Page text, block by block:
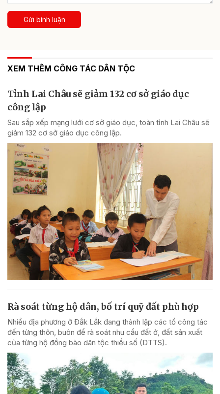
Gửi bình luận
XEM THÊM CÔNG TÁC DÂN TỘC
Tỉnh Lai Châu sẽ giảm 132 cơ sở giáo dục
công lập
Sau sắp xếp mạng lưới cơ sở giáo dục, toàn tỉnh Lai Châu sẽ
giảm 132 cơ sở giáo dục công lập.
Rà soát từng hộ dân, bố trí quỹ đất phù hợp
Nhiều địa phương ở Đắk Lắk đang thành lập các tổ công tác
đến từng thôn, buôn để rà soát nhu cầu đất ở, đất sản xuất
của từng hộ đồng bào dân tộc thiểu số (DTTS).